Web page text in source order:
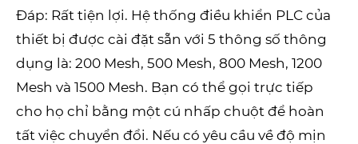
Đáp: Rất tiện lợi. Hệ thống điều khiển PLC của
thiết bị được cài đặt sẵn với 5 thông số thông
dụng là: 200 Mesh, 500 Mesh, 800 Mesh, 1200
Mesh và 1500 Mesh. Bạn có thể gọi trực tiếp
cho họ chỉ bằng một cú nhấp chuột để hoàn
tất việc chuyển đổi. Nếu có yêu cầu về độ mịn